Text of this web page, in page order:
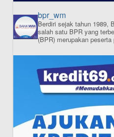
ISI APLIKASI SEKARANG
bpr_wm
Berdiri sejak tahun 1989,
salah satu BPR yang
(BPR) merupakan